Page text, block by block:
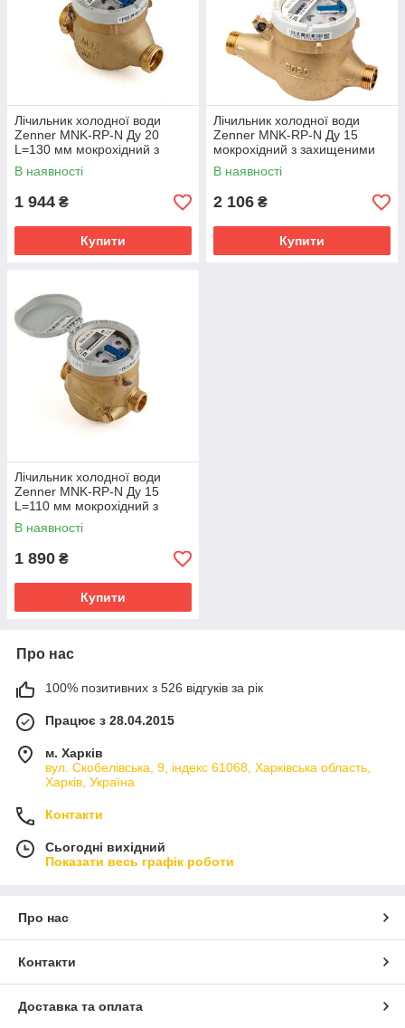
Лічильник холодної води
Zenner MNK-RP-N Ду 20
L=130 мм мокрохідний з
захищеними роликами
В наявності
1 944 ₴
Купити
Лічильник холодної води
Zenner MNK-RP-N Ду 15
мокрохідний з захищеними
роликами
В наявності
2 106 ₴
Купити
Лічильник холодної води
Zenner MNK-RP-N Ду 15
L=110 мм мокрохідний з
захищеними роликами
В наявності
1 890 ₴
Купити
Про нас
100% позитивних з 526 відгуків за рік
Працює з 28.04.2015
м. Харків
вул. Скобелівська, 9, індекс 61068, Харківська область,
Харків, Україна
Контакти
Сьогодні вихідний
Показати весь графік роботи
Про нас
Контакти
Доставка та оплата